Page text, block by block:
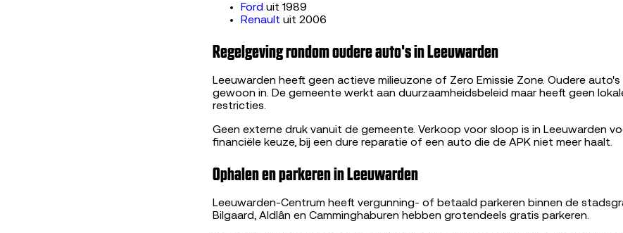
Ford uit 1989
Renault uit 2006
Regelgeving rondom oudere auto's in Leeuwarden
Leeuwarden heeft geen actieve milieuzone of Zero Emissie Zone. Oudere
gewoon in. De gemeente werkt aan duurzaamheidsbeleid maar heeft geen
restricties.
Geen externe druk vanuit de gemeente. Verkoop voor sloop is in Leeuwarden
financiële keuze, bij een dure reparatie of een auto die de APK niet meer haalt.
Ophalen en parkeren in Leeuwarden
Leeuwarden-Centrum heeft vergunning- of betaald parkeren binnen de
Bilgaard, Aldlân en Camminghaburen hebben grotendeels gratis parkeren.